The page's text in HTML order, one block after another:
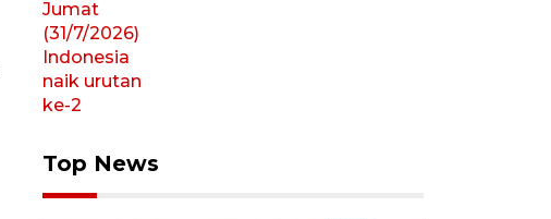
Top News